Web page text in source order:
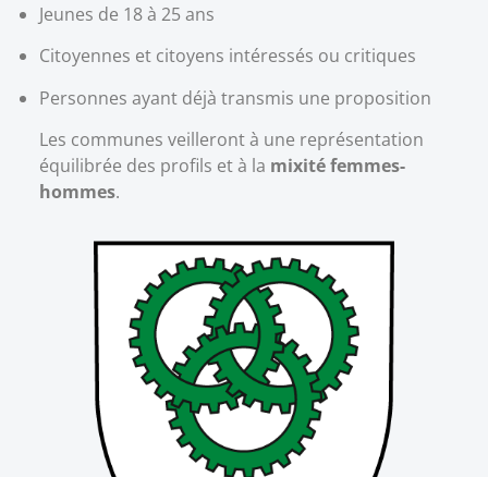
Jeunes de 18 à 25 ans
Citoyennes et citoyens intéressés ou critiques
Personnes ayant déjà transmis une proposition
Les communes veilleront à une représentation
équilibrée des profils et à la mixité femmes-
hommes.